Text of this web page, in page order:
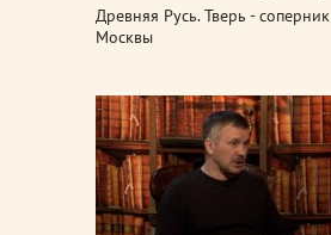
Древняя Русь. Тверь - соперник
Москвы